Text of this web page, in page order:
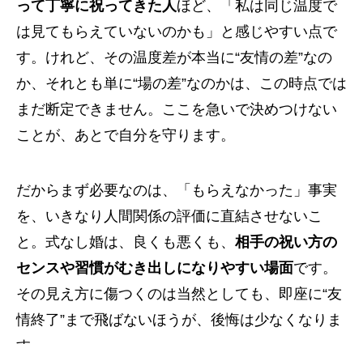
って丁寧に祝ってきた人ほど、「私は同じ温度で
は見てもらえていないのかも」と感じやすい点で
す。けれど、その温度差が本当に“友情の差”なの
か、それとも単に“場の差”なのかは、この時点では
まだ断定できません。ここを急いで決めつけない
ことが、あとで自分を守ります。
だからまず必要なのは、「もらえなかった」事実
を、いきなり人間関係の評価に直結させないこ
と。式なし婚は、良くも悪くも、 相手の祝い方の
センスや習慣がむき出しになりやすい場面です。
その見え方に傷つくのは当然としても、即座に“友
情終了”まで飛ばないほうが、後悔は少なくなりま